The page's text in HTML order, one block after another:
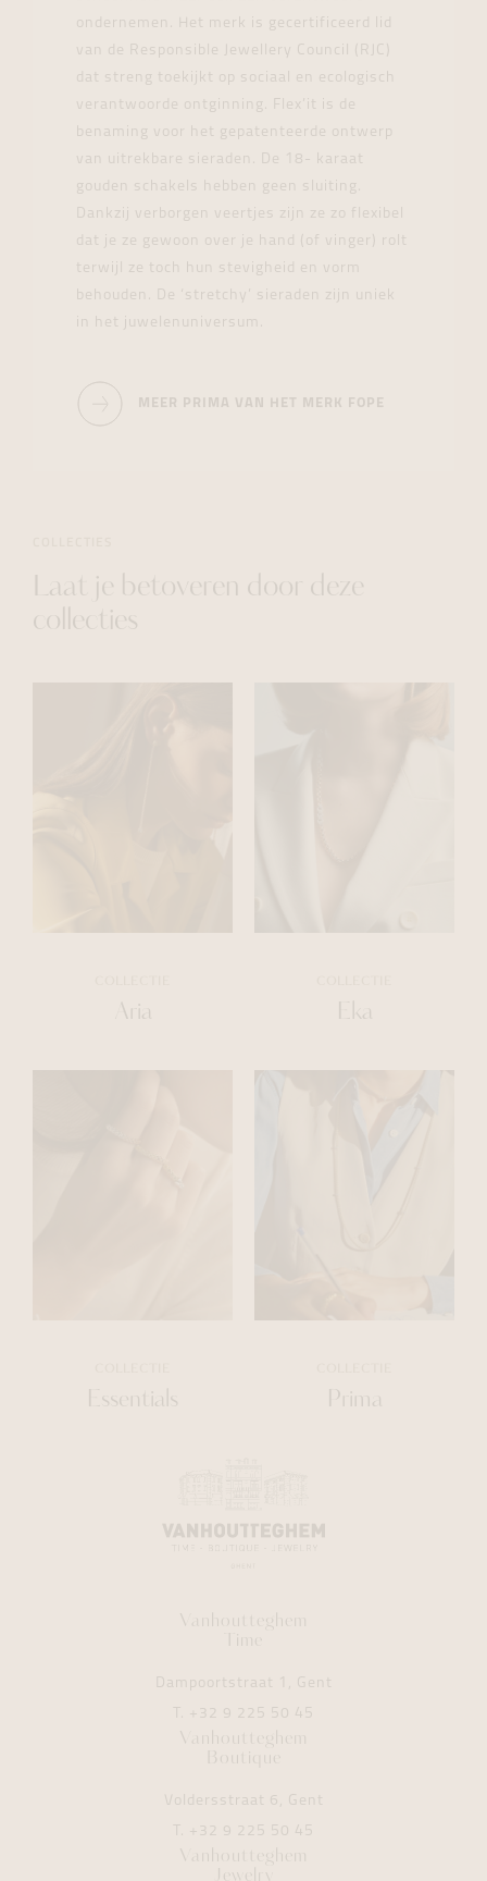
ondernemen. Het merk is gecertificeerd lid
van de Responsible Jewellery Council (RJC)
dat streng toekijkt op sociaal en ecologisch
verantwoorde ontginning. Flex’it is de
benaming voor het gepatenteerde ontwerp
van uitrekbare sieraden. De 18- karaat
gouden schakels hebben geen sluiting.
Dankzij verborgen veertjes zijn ze zo flexibel
dat je ze gewoon over je hand (of vinger) rolt
terwijl ze toch hun stevigheid en vorm
behouden. De ‘stretchy’ sieraden zijn uniek
in het juwelenuniversum.
MEER PRIMA VAN HET MERK FOPE
Laat je betoveren door deze
collecties
Aria Eka
Essentials Prima
Vanhoutteghem
Time
Dampoortstraat 1, Gent
T. +32 9 225 50 45
Vanhoutteghem
Boutique
Voldersstraat 6, Gent
T. +32 9 225 50 45
Vanhoutteghem
Jewelry